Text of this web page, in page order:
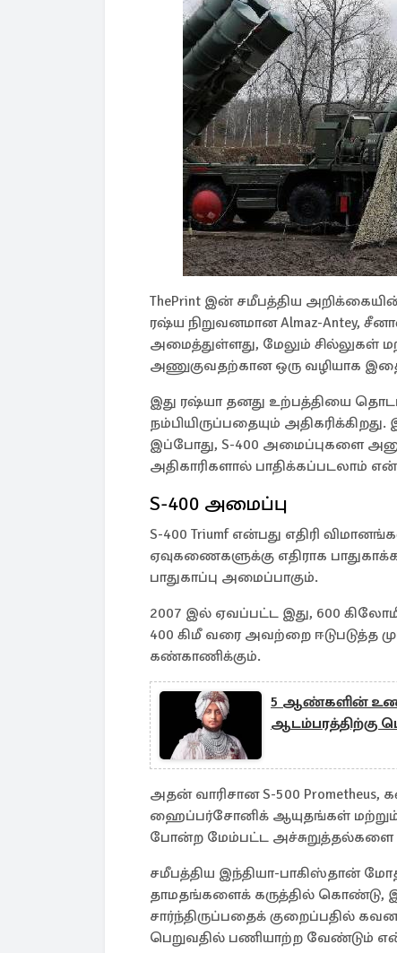
ThePrint இன் சமீபத்திய
ரஷ்ய நிறுவனமான Almaz-Antey,
அமைத்துள்ளது, மேலும் சில்லுகள்
அணுகுவதற்கான ஒரு வழியாக
இது ரஷ்யா தனது உற்பத்தியை
நம்பியிருப்பதையும்
இப்போது, S-400 அமைப்புகளை
அதிகாரிகளால் பாதிக்கப்படலாம்
S-400 அமைப்பு
S-400 Triumf என்பது எதிரி
ஏவுகணைகளுக்கு எதிராக
பாதுகாப்பு அமைப்பாகும்.
2007 இல் ஏவப்பட்ட இது, 600
400 கிமீ வரை அவற்றை ஈடுபடுத்த
கண்காணிக்கும்.
5 ஆண்களின்
ஆடம்பரத்திற்கு
அதன் வாரிசான S-500
ஹைப்பர்சோனிக் ஆயுதங்கள் மற்றும்
போன்ற மேம்பட்ட அச்சுறுத்தல்களை
சமீபத்திய இந்தியா-பாகிஸ்தான்
தாமதங்களைக் கருத்தில் கொண்டு,
சார்ந்திருப்பதைக் குறைப்பதில்
பெறுவதில் பணியாற்ற வேண்டும்